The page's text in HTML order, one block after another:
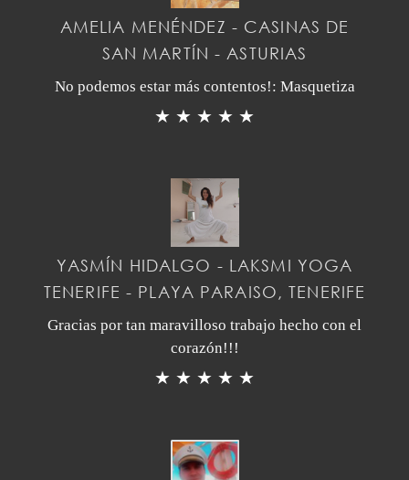
AMELIA MENÉNDEZ - CASINAS DE
SAN MARTÍN - ASTURIAS
No podemos estar más contentos!: Masquetiza
★ ★ ★ ★ ★
YASMÍN HIDALGO - LAKSMI YOGA
TENERIFE - PLAYA PARAISO, TENERIFE
Gracias por tan maravilloso trabajo hecho con el
corazón!!!
★ ★ ★ ★ ★